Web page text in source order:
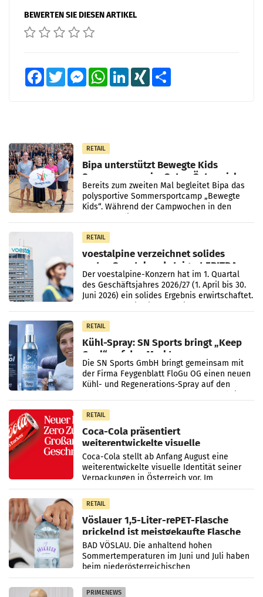
BEWERTEN SIE DIESEN ARTIKEL
FacebookTwitter MessengerWhatsAppLinkedInXING
RETAIL
Bipa unterstützt Bewegte Kids
Sommercamps im Osten Österreichs
Bereits zum zweiten Mal begleitet Bipa das
polysportive Sommersportcamp „Bewegte
Kids“. Während der Campwochen in den
RETAIL
voestalpine verzeichnet solides
erstes Quartal und steigert EBITDA
Der voestalpine-Konzern hat im 1. Quartal
des Geschäftsjahres 2026/27 (1. April bis 30.
Juni 2026) ein solides Ergebnis erwirtschaftet.
RETAIL
Kühl-Spray: SN Sports bringt „Keep
Cool“ auf den Markt
Die SN Sports GmbH bringt gemeinsam mit
der Firma Feygenblatt FloGu OG einen neuen
Kühl- und Regenerations-Spray auf den
RETAIL
Coca-Cola präsentiert
weiterentwickelte visuelle
Markenidentität
Coca-Cola stellt ab Anfang August eine
weiterentwickelte visuelle Identität seiner
Verpackungen in Österreich vor. Im
Mittelpunkt des Redesigns stehen zentrale
Gestaltungselemente
RETAIL
Vöslauer 1,5-Liter-rePET-Flasche
prickelnd ist meistgekaufte Flasche
Österreichs
BAD VÖSLAU. Die anhaltend hohen
Sommertemperaturen im Juni und Juli haben
beim niederösterreichischen
Getränkehersteller Vöslauer zu deutlichen
Absatzzuwächsen geführt. Während
PRIMENEWS